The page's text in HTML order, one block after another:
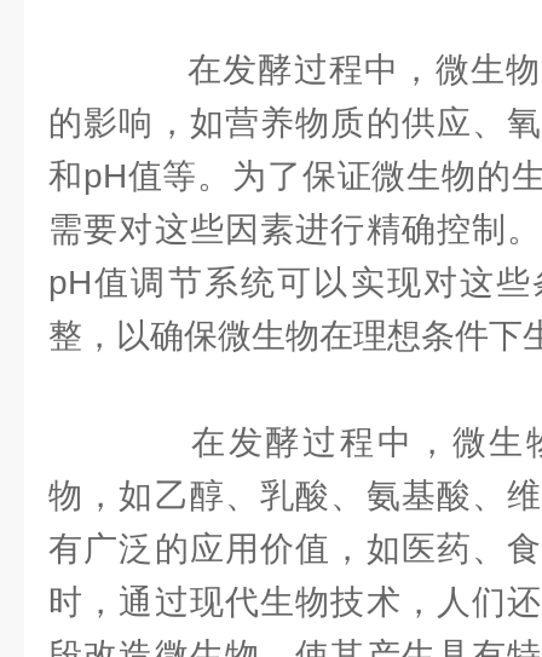
在发酵过程中，微生物
的影响，如营养物质的供应、
和pH值等。为了保证微生物的
需要对这些因素进行精确控制
pH值调节系统可以实现对这
整，以确保微生物在理想条件下
在发酵过程中，微生
物，如乙醇、乳酸、氨基酸、
有广泛的应用价值，如医药、
时，通过现代生物技术，人们